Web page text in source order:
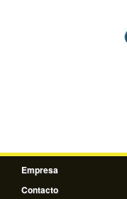
Empresa
Contacto